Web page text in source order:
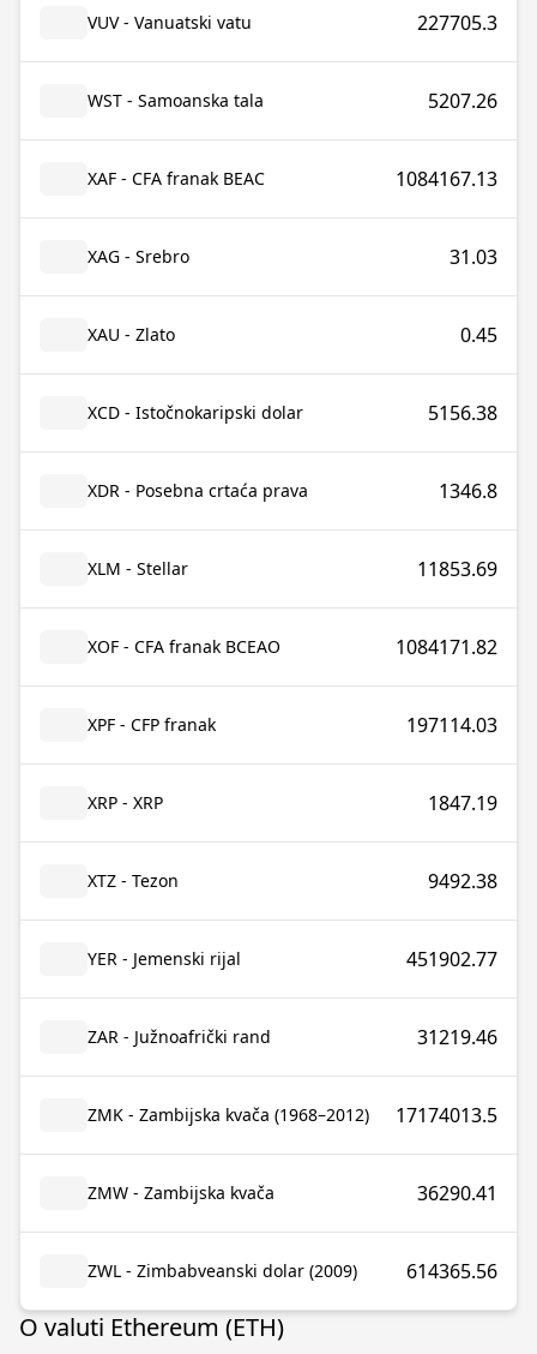
VUV - Vanuatski vatu 227705.3
WST - Samoanska tala 5207.26
XAF - CFA franak BEAC 1084167.13
XAG - Srebro 31.03
XAU - Zlato 0.45
XCD - Istočnokaripski dolar 5156.38
XDR - Posebna crtaća prava 1346.8
XLM - Stellar 11853.69
XOF - CFA franak BCEAO 1084171.82
XPF - CFP franak 197114.03
XRP - XRP 1847.19
XTZ - Tezon 9492.38
YER - Jemenski rijal 451902.77
ZAR - Južnoafrički rand 31219.46
ZMK - Zambijska kvača (1968–2012) 17174013.5
ZMW - Zambijska kvača 36290.41
ZWL - Zimbabveanski dolar (2009) 614365.56
O valuti Ethereum (ETH)